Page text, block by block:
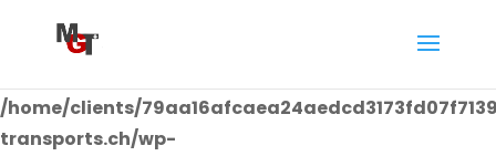
Warning: Attempt to read property "post_author" on
/home/clients/
transports.ch/wp-